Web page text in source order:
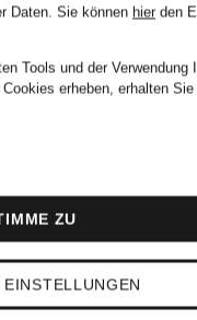
Daten. Sie können hier den
Tools und der Verwendung
erheben, erhalten
ZU